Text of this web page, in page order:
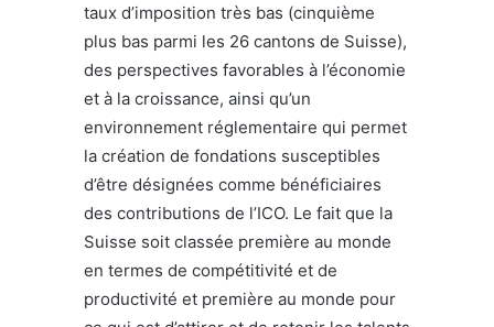
taux d’imposition très bas (cinquième
plus bas parmi les 26 cantons de Suisse),
des perspectives favorables à l’économie
et à la croissance, ainsi qu’un
environnement réglementaire qui permet
la création de fondations susceptibles
d’être désignées comme bénéficiaires
des contributions de l’ICO. Le fait que la
Suisse soit classée première au monde
en termes de compétitivité et de
productivité et première au monde pour